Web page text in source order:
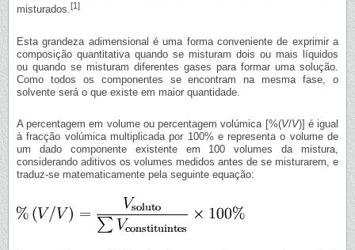
misturados.[1]
Esta grandeza adimensional é uma forma conveniente de exprimir a
composição quantitativa quando se misturam dois ou mais líquidos
ou quando se misturam diferentes gases para formar uma solução.
Como todos os componentes se encontram na mesma fase, o
solvente será o que existe em maior quantidade.
A percentagem em volume ou percentagem volúmica [%(V/V)] é igual
à fracção volúmica multiplicada por 100% e representa o volume de
um dado componente existente em 100 volumes da mistura,
considerando aditivos os volumes medidos antes de se misturarem, e
traduz-se matematicamente pela seguinte equação: